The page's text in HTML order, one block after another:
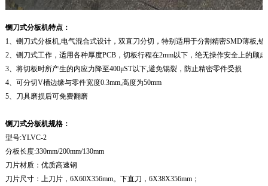
铡刀式分板机特点：
1、铡刀式分板机,电气混合式设计，双直刀分切，特别适用于分割精密SMD薄板,铝
2、铡刀式工作，适用各种厚度PCB，切板行程在2mm以下，绝无操作安全上的顾虑
3、将切板时所产生的内应力降至400μST以下,避免锡裂，防止精密零件受损
4、可分切V槽边缘与零件宽度0.3mm,高度为50mm
5、刀具磨损后可免费翻磨
铡刀式分板机规格：
型号:YLVC-2
分板长度:330mm/200mm/130mm
刀片材质：优质高速钢
刀片尺寸：上刀片，6X60X356mm。下直刀，6X38X356mm；